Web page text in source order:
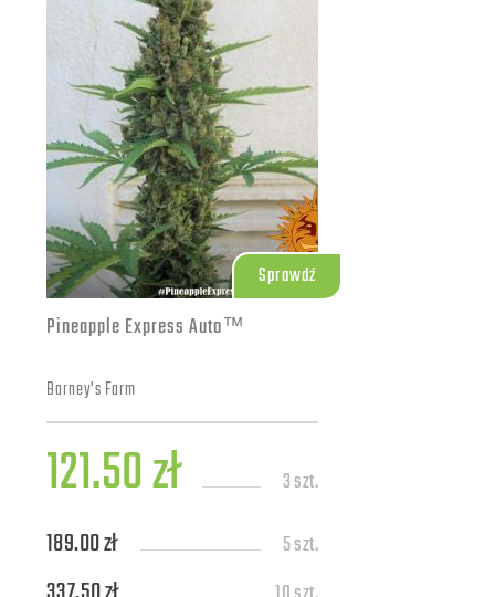
Sprawdź
Pineapple Express Auto™
Barney's Farm
121.50 zł 3 szt.
189.00 zł 5 szt.